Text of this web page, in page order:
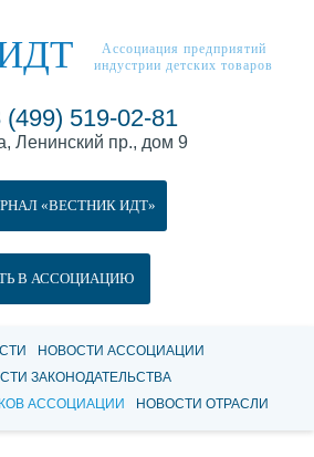
Ассоциация предприятий
индустрии детских товаров
(499) 519-02-81
Ленинский пр., дом 9
В АССОЦИАЦИЮ
«ВЕСТНИК ИДТ»
НОВОСТИ АССОЦИАЦИИ
ЗАКОНОДАТЕЛЬСТВА
АССОЦИАЦИИ
НОВОСТИ ОТРАСЛИ